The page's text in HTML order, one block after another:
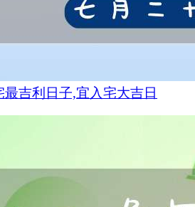
吉利日子,宜入宅大吉日